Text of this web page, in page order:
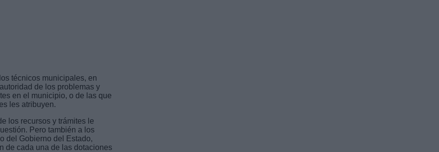
técnicos municipales, en
de los problemas y
en el municipio, o de las que
les atribuyen.
los recursos y trámites le
Pero también a los
del Gobierno del Estado,
de cada una de las dotaciones